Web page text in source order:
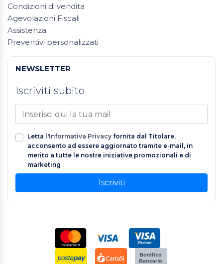
Condizioni di vendita
Agevolazioni Fiscali
Assistenza
Preventivi personalizzati
NEWSLETTER
Iscriviti subito
Letta l'Informativa Privacy fornita dal Titolare,
acconsento ad essere aggiornato tramite e-mail, in
merito a tutte le nostre iniziative promozionali e di
marketing
Iscriviti